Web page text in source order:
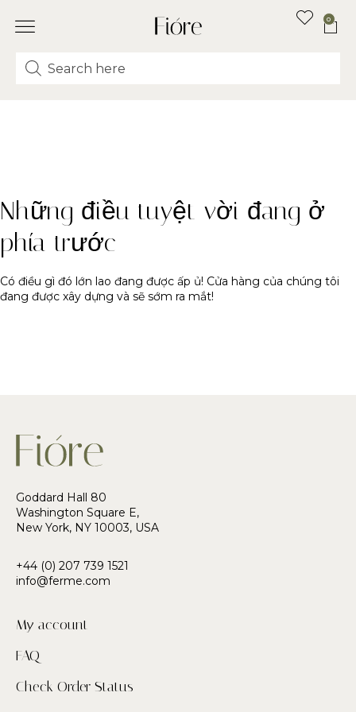
0
Những điều tuyệt vời đang ở
phía trước
Có điều gì đó lớn lao đang được ấp ủ! Cửa hàng của chúng tôi
đang được xây dựng và sẽ sớm ra mắt!
Goddard Hall 80
Washington Square E,
New York, NY 10003, USA
+44 (0) 207 739 1521
info@ferme.com
My account
FAQ
Check Order Status